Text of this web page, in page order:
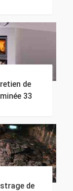
de
33
de